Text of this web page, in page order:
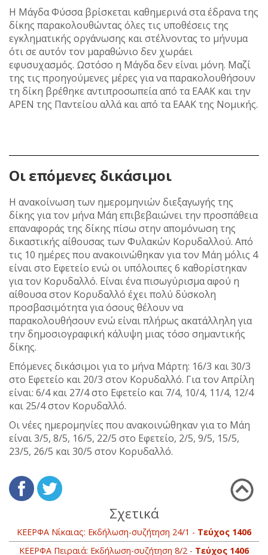
Η Μάγδα Φύσσα βρίσκεται καθημερινά στα έδρανα της
δίκης παρακολουθώντας όλες τις υποθέσεις της
εγκληματικής οργάνωσης και στέλνοντας το μήνυμα
ότι σε αυτόν τον μαραθώνιο δεν χωράει
εφυσυχασμός. Ωστόσο η Μάγδα δεν είναι μόνη. Μαζί
της τις προηγούμενες μέρες για να παρακολουθήσουν
τη δίκη βρέθηκε αντιπροσωπεία από τα ΕΑΑΚ και την
ΑΡΕΝ της Παντείου αλλά και από τα ΕΑΑΚ της Νομικής.
Οι επόμενες δικάσιμοι
Η ανακοίνωση των ημερομηνιών διεξαγωγής της
δίκης για τον μήνα Μάη επιβεβαιώνει την προσπάθεια
επαναφοράς της δίκης πίσω στην απομόνωση της
δικαστικής αίθουσας των Φυλακών Κορυδαλλού. Από
τις 10 ημέρες που ανακοινώθηκαν για τον Μάη μόλις 4
είναι στο Εφετείο ενώ οι υπόλοιπες 6 καθορίστηκαν
για τον Κορυδαλλό. Είναι ένα πισωγύρισμα αφού η
αίθουσα στον Κορυδαλλό έχει πολύ δύσκολη
προσβασιμότητα για όσους θέλουν να
παρακολουθήσουν ενώ είναι πλήρως ακατάλληλη για
την δημοσιογραφική κάλυψη μιας τόσο σημαντικής
δίκης.
Επόμενες δικάσιμοι για το μήνα Μάρτη: 16/3 και 30/3
στο Εφετείο και 20/3 στον Κορυδαλλό. Για τον Απρίλη
είναι: 6/4 και 27/4 στο Εφετείο και 7/4, 10/4, 11/4, 12/4
και 25/4 στον Κορυδαλλό.
Οι νέες ημερομηνίες που ανακοινώθηκαν για το Μάη
είναι 3/5, 8/5, 16/5, 22/5 στο Εφετείο, 2/5, 9/5, 15/5,
23/5, 26/5 και 30/5 στον Κορυδαλλό.
Σχετικά
ΚΕΕΡΦΑ Νίκαιας: Εκδήλωση-συζήτηση 24/1 - Τεύχος 1406
ΚΕΕΡΦΑ Πειραιά: Εκδήλωση-συζήτηση 8/2 - Τεύχος 1406